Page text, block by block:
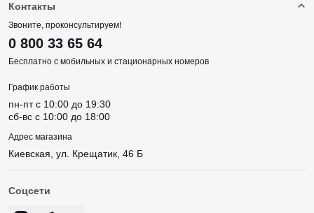
Контакты
Звоните, проконсультируем!
0 800 33 65 64
Бесплатно с мобильных и стационарных номеров
График работы
пн-пт c 10:00 до 19:30
сб-вс c 10:00 до 18:00
Адрес магазина
Киевская, ул. Крещатик, 46 Б
Соцсети